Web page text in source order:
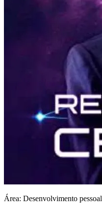
Área: Desenvolvimento pessoal